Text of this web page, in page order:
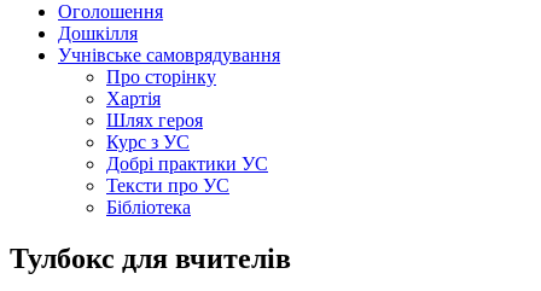
Оголошення
Дошкілля
Учнівське самоврядування
Про сторінку
Хартія
Шлях героя
Курс з УС
Добрі практики УС
Тексти про УС
Бібліотека
Тулбокс для вчителів